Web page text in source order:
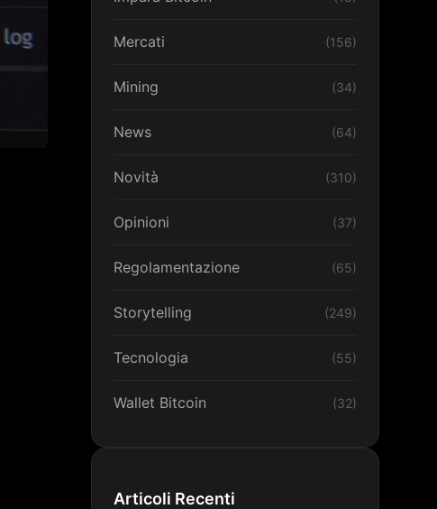
Mercati (156)
Mining (34)
News (64)
Novità (310)
Opinioni (37)
Regolamentazione (65)
Storytelling (249)
Tecnologia (55)
Wallet Bitcoin (32)
Articoli Recenti